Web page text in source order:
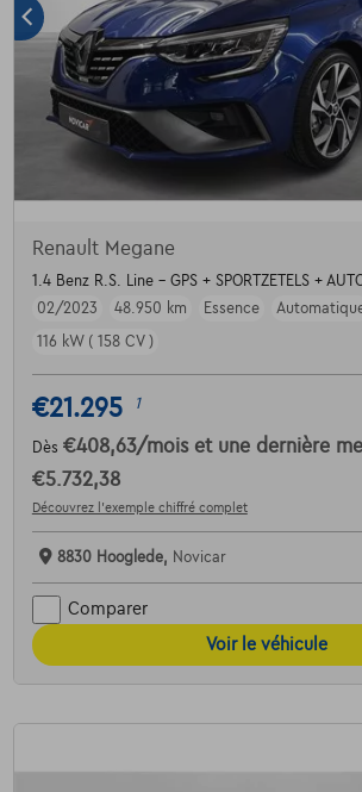
Renault Megane
1.4 Benz R.S. Line - GPS + SPORTZETELS +
02/2023
48.950 km Essence
116 kW ( 158 CV )
€21.295 1
Dès €408,63/mois et une dernière
€5.732,38
Découvrez l’exemple chiffré complet
8830 Hooglede, Novicar
Comparer
Voir le véhicule